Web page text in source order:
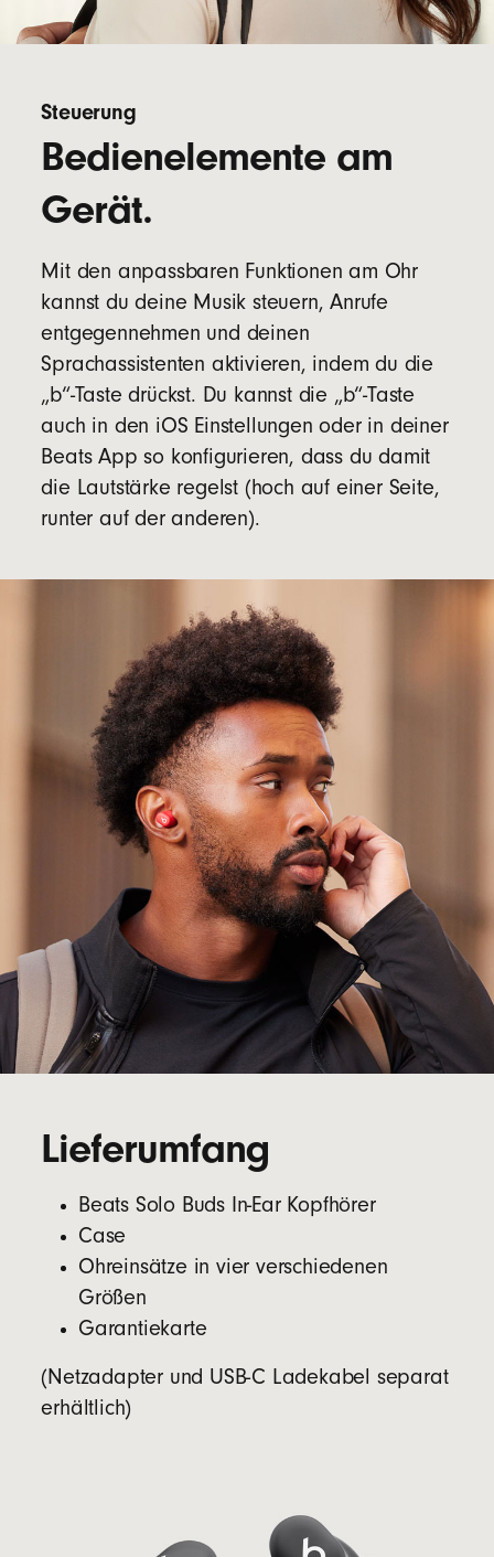
Steuerung
Bedienelemente am
Gerät.
Mit den anpassbaren Funktionen am Ohr
kannst du deine Musik steuern, Anrufe
entgegennehmen und deinen
Sprachassistenten aktivieren, indem du die
„b“-Taste drückst. Du kannst die „b“-Taste
auch in den iOS Einstellungen oder in deiner
Beats App so konfigurieren, dass du damit
die Lautstärke regelst (hoch auf einer Seite,
runter auf der anderen).
Lieferumfang
Beats Solo Buds In-Ear Kopfhörer
Case
Ohreinsätze in vier verschiedenen
Größen
Garantiekarte
(Netzadapter und USB-C Ladekabel separat
erhältlich)